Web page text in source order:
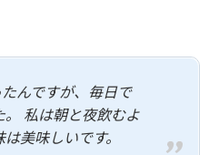
んですが、毎日で
。 私は朝と夜飲むよ
美味しいです。